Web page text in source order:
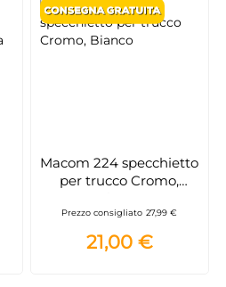
Macom 224 specchietto
per trucco Cromo,
Prezzo consigliato 27,99 €
21,00 €